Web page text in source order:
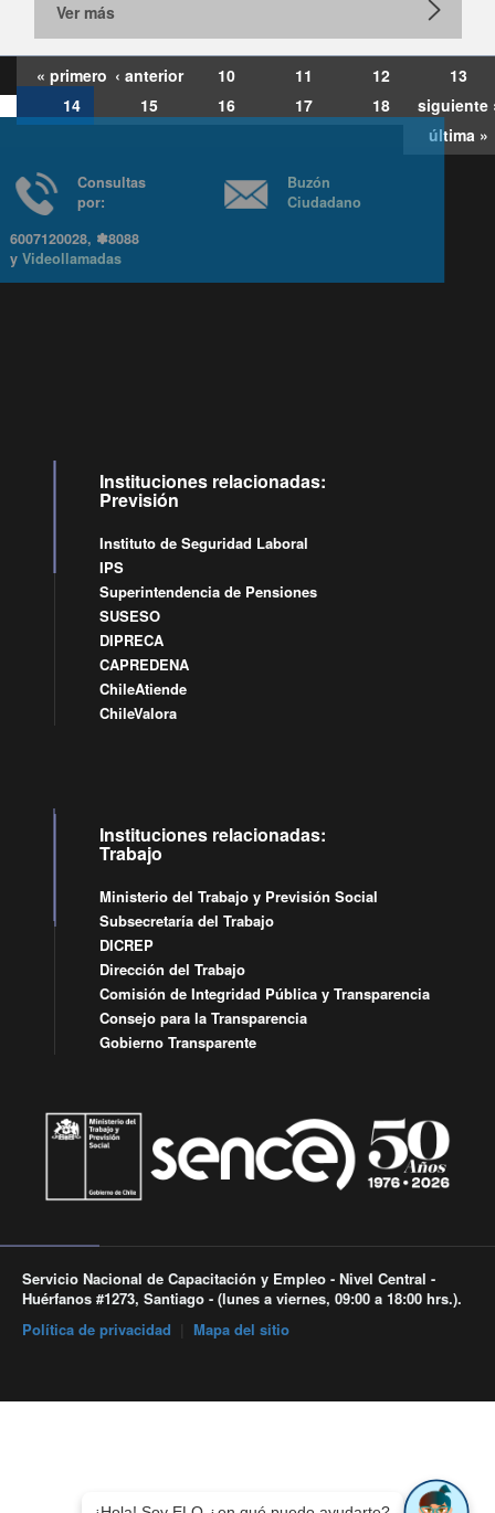
Ver más
« primero ‹ anterior 10 11 12
13
14
15 16 17 18
siguiente
última »
Consultas
6007120028, ✽8088
yVideollamadas
Ciudadano
Instituciones relacionadas:
Previsión
Instituto de Seguridad Laboral
IPS
Superintendencia de Pensiones
SUSESO
DIPRECA
CAPREDENA
ChileAtiende
ChileValora
Instituciones relacionadas:
Trabajo
Ministerio del Trabajo y Previsión Social
Subsecretaría del Trabajo
DICREP
Dirección del Trabajo
Comisión de Integridad Pública y Transparencia
Consejo para la Transparencia
Gobierno Transparente
Servicio Nacional de Capacitación y Empleo - Nivel Central -
Huérfanos #1273, Santiago - (lunes a viernes, 09:00 a 18:00 hrs.).
Política de privacidad
Mapa del sitio